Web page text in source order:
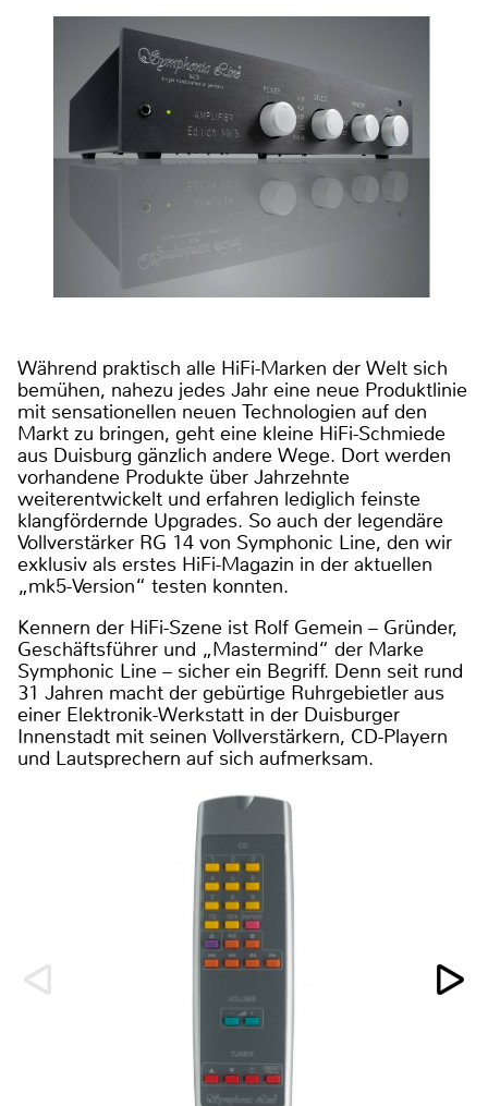
Während praktisch alle HiFi-Marken der Welt sich
bemühen, nahezu jedes Jahr eine neue Produktlinie
mit sensationellen neuen Technologien auf den
Markt zu bringen, geht eine kleine HiFi-Schmiede
aus Duisburg gänzlich andere Wege. Dort werden
vorhandene Produkte über Jahrzehnte
weiterentwickelt und erfahren lediglich feinste
klangfördernde Upgrades. So auch der legendäre
Vollverstärker RG 14 von Symphonic Line, den wir
exklusiv als erstes HiFi-Magazin in der aktuellen
„mk5-Version“ testen konnten.
Kennern der HiFi-Szene ist Rolf Gemein – Gründer,
Geschäftsführer und „Mastermind“ der Marke
Symphonic Line – sicher ein Begriff. Denn seit rund
31 Jahren macht der gebürtige Ruhrgebietler aus
einer Elektronik-Werkstatt in der Duisburger
Innenstadt mit seinen Vollverstärkern, CD-Playern
und Lautsprechern auf sich aufmerksam.